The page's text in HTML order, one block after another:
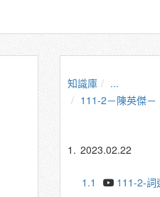
知識庫
...
111-2－陳英傑
1. 2023.02.22
1.1
111-2-詞